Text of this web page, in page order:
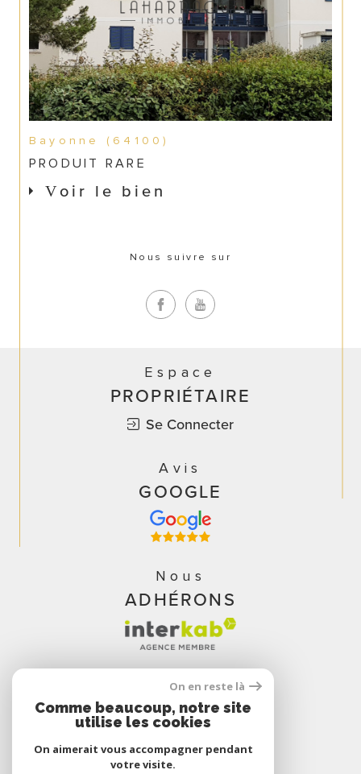
Bayonne (64100)
PRODUIT RARE
Voir le bien
Nous suivre sur
Espace
PROPRIÉTAIRE
Se Connecter
Avis
GOOGLE
Nous
ADHÉRONS
On en reste là
Comme beaucoup, notre site
utilise les cookies
On aimerait vous accompagner pendant
votre visite.